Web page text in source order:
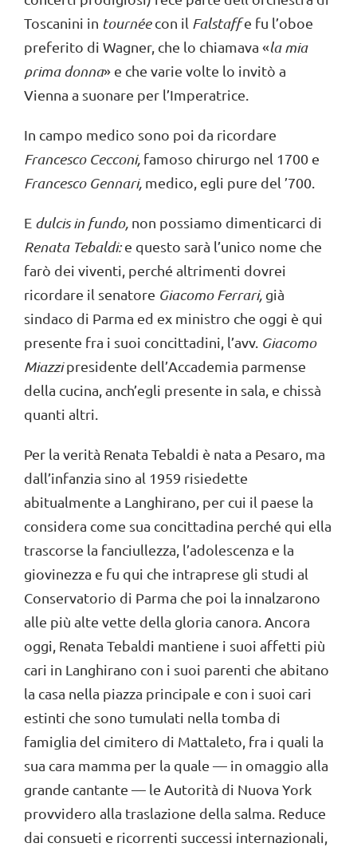
Toscanini in tournéecon il Falstaffe fu l’oboe
preferito di Wagner, che lo chiamava «la mia
prima donna» e che varie volte lo invitò a
Vienna a suonare per l’Imperatrice.
In campo medico sono poi da ricordare
Francesco Cecconi, famoso chirurgo nel 1700 e
Francesco Gennari, medico, egli pure del ’700.
E dulcis in fundo, non possiamo dimenticarci di
Renata Tebaldi:e questo sarà l’unico nome che
farò dei viventi, perché altrimenti dovrei
ricordare il senatore Giacomo Ferrari, già
sindaco di Parma ed ex ministro che oggi è qui
presente fra i suoi concittadini, l’avv. Giacomo
Miazzipresidente dell’Accademia parmense
della cucina, anch’egli presente in sala, e chissà
quanti altri.
Per la verità Renata Tebaldi è nata a Pesaro, ma
dall’infanzia sino al 1959 risiedette
abitualmente a Langhirano, per cui il paese la
considera come sua concittadina perché qui ella
trascorse la fanciullezza, l’adolescenza e la
giovinezza e fu qui che intraprese gli studi al
Conservatorio di Parma che poi la innalzarono
alle più alte vette della gloria canora. Ancora
oggi, Renata Tebaldi mantiene i suoi affetti più
cari in Langhirano con i suoi parenti che abitano
la casa nella piazza principale e con i suoi cari
estinti che sono tumulati nella tomba di
famiglia del cimitero di Mattaleto, fra i quali la
sua cara mamma per la quale — in omaggio alla
grande cantante — le Autorità di Nuova York
provvidero alla traslazione della salma. Reduce
dai consueti e ricorrenti successi internazionali,